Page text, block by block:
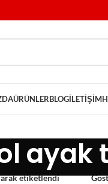
ÜRÜNLERBLOGİLETIŞIM
ayak
etiketlendi